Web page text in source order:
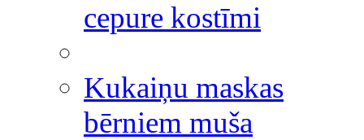
cepure kostīmi
Kukaiņu maskas
bērniem muša